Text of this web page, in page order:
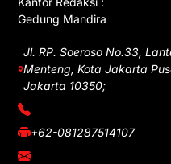
Gedung Mandira
Jl. RP. Soeroso No.33,
Menteng, Kota Jakarta
Jakarta 10350;
(021) 3908026
+62-081287514107
adm@iawnews.com